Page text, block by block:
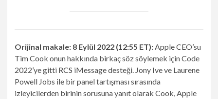
Orijinal makale: 8 Eylül 2022 (12:55 ET): Apple CEO’su
Tim Cook onun hakkında birkaç söz söylemek için Code
2022’ye gitti RCS iMessage desteği. Jony Ive ve Laurene
Powell Jobs ile bir panel tartışması sırasında
izleyicilerden birinin sorusuna yanıt olarak Cook, Apple